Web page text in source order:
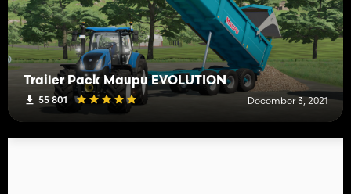
Trailer Pack Maupu EVOLUTION
55 801 December 3, 2021